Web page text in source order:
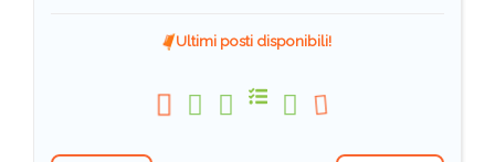
Ultimi posti disponibili!